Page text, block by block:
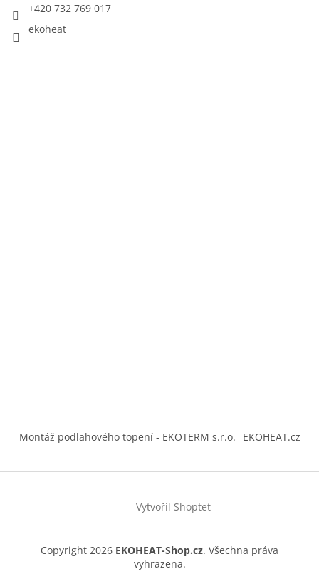
+420 732 769 017
ekoheat
Montáž podlahového topení - EKOTERM s.r.o. EKOHEAT.cz
Vytvořil Shoptet
Copyright 2026 EKOHEAT-Shop.cz. Všechna práva
vyhrazena.